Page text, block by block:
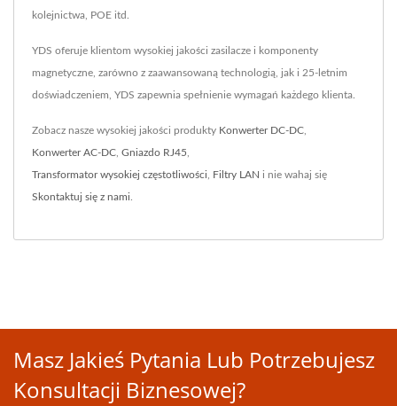
kolejnictwa, POE itd.
YDS oferuje klientom wysokiej jakości zasilacze i komponenty
magnetyczne, zarówno z zaawansowaną technologią, jak i 25-letnim
doświadczeniem, YDS zapewnia spełnienie wymagań każdego klienta.
Zobacz nasze wysokiej jakości produkty Konwerter DC-DC
Konwerter AC-DC Gniazdo RJ45
Transformator wysokiej częstotliwości Filtry LAN i nie wahaj się
Skontaktuj się z nami
Masz Jakieś Pytania Lub Potrzebujesz
Konsultacji Biznesowej?